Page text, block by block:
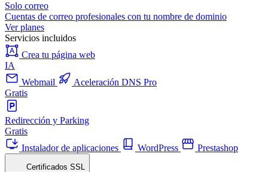
Solo correo
Cuentas de correo profesionales con tu nombre de dominio
Ver planes
Servicios incluidos
Crea tu página web
IA
Webmail
Aceleración DNS Pro
Gratis
Redirección y Parking
Gratis
Instalador de aplicaciones
WordPress Prestashop
Certificados SSL